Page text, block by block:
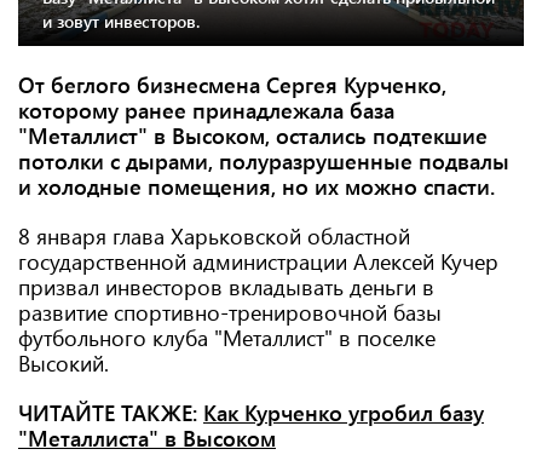
и зовут инвесторов.
От беглого бизнесмена Сергея Курченко,
которому ранее принадлежала база
"Металлист" в Высоком, остались подтекшие
потолки с дырами, полуразрушенные подвалы
и холодные помещения, но их можно спасти.
8 января глава Харьковской областной
государственной администрации Алексей Кучер
призвал инвесторов вкладывать деньги в
развитие спортивно-тренировочной базы
футбольного клуба "Металлист" в поселке
Высокий.
ЧИТАЙТЕ ТАКЖЕ: Как Курченко угробил базу
"Металлиста" в Высоком